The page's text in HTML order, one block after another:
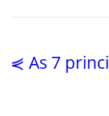
⋞ As 7